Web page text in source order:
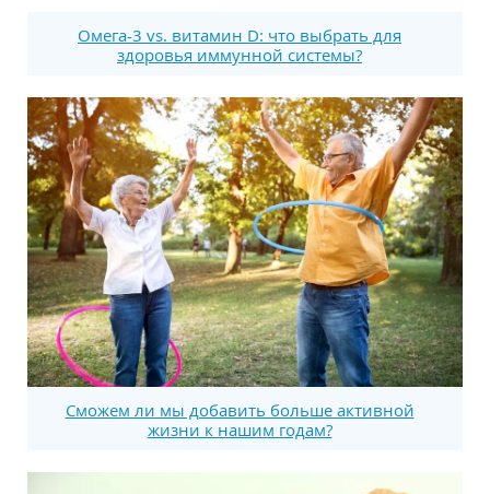
Омега-3 vs. витамин D: что выбрать для
здоровья иммунной системы?
Сможем ли мы добавить больше активной
жизни к нашим годам?